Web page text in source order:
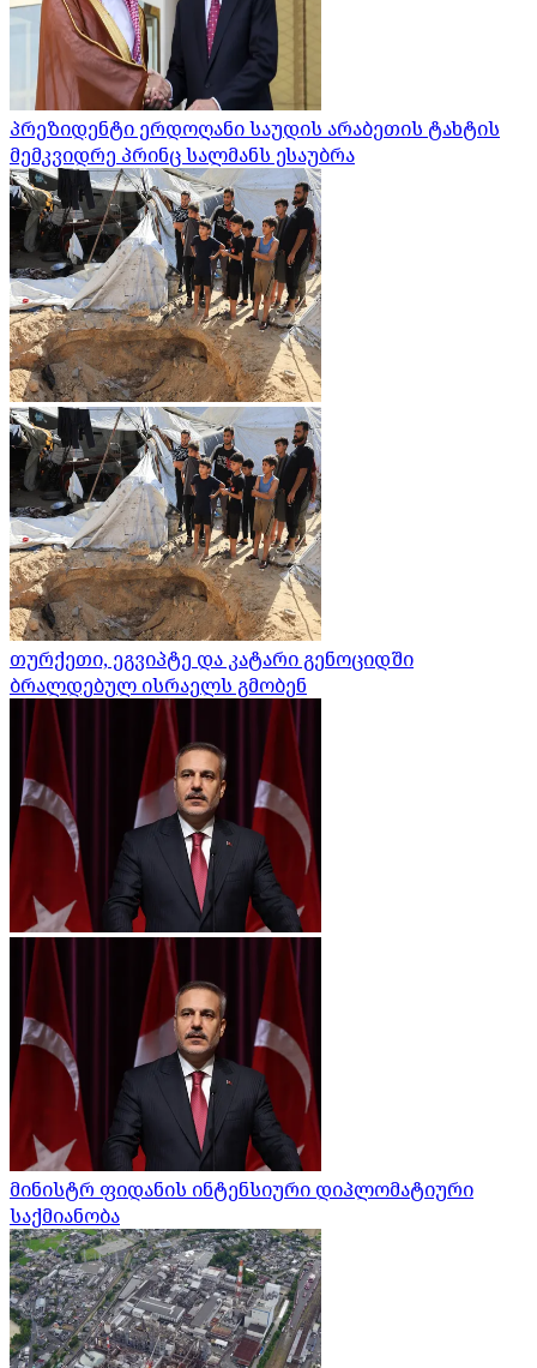
პრეზიდენტი ერდოღანი საუდის არაბეთის ტახტის
მემკვიდრე პრინც სალმანს ესაუბრა
თურქეთი, ეგვიპტე და კატარი გენოციდში
ბრალდებულ ისრაელს გმობენ
მინისტრ ფიდანის ინტენსიური დიპლომატიური
საქმიანობა